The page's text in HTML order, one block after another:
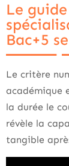
Le
Bac+5
Le critère
académique
la durée le
révèle la
tangible